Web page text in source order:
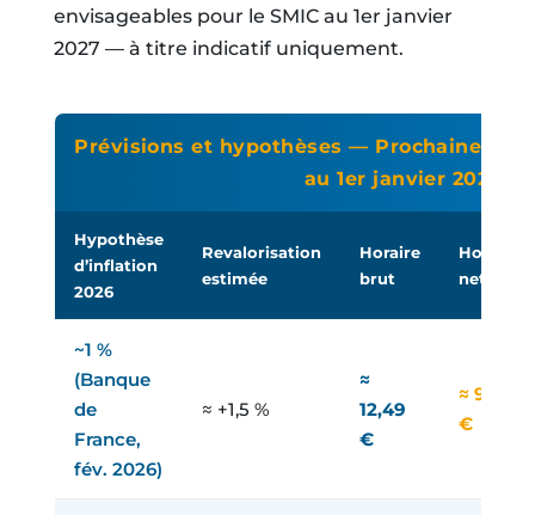
envisageables pour le SMIC au 1er janvier
2027 — à titre indicatif uniquement.
Prévisions et hypothèses — Prochaine
au 1er janvier 2027
Hypothèse
d’inflation
2026
Revalorisation
estimée
Horaire
brut
Horaire
net
~1 %
(Banque
de
France,
fév. 2026)
≈ +1,5 %
≈
12,49
€
≈ 9,87
€